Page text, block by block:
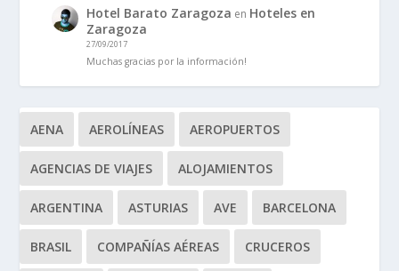
Hotel Barato Zaragoza en Hoteles en
Zaragoza
27/09/2017
Muchas gracias por la información!
AENA AEROLÍNEAS AEROPUERTOS
AGENCIAS DE VIAJES ALOJAMIENTOS
ARGENTINA ASTURIAS AVE BARCELONA
BRASIL COMPAÑÍAS AÉREAS CRUCEROS